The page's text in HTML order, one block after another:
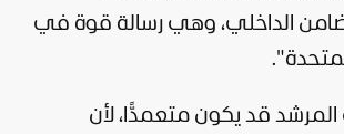
الداخلي، وهي رسالة قوة في
قد يكون متعمدًّا، لأن